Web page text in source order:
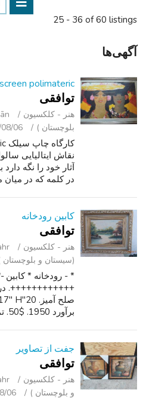
25 - 36 of 60 listings
آگهی‌ها
polimateric
توافقی
هنر - کلکسیون
بلوچستان )
06
آثار خود را نگه
در کلمه که در میان
کابین رودخانه
توافقی
هنر - کلکسیون
(سیستان و بلوچستان
* - رودخانه *
++++++++++++.
جفت از تصاویر
توافقی
هنر - کلکسیون
و بلوچستان )
06